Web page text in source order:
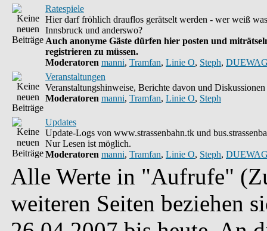
Ratespiele
Hier darf fröhlich drauflos gerätselt werden - wer weiß
Innsbruck und anderswo?
Auch anonyme Gäste dürfen hier posten und
registrieren zu müssen.
Moderatoren manni, Tramfan, Linie O, Steph,
Veranstaltungen
Veranstaltungshinweise, Berichte davon und Diskussionen
Moderatoren manni, Tramfan, Linie O, Steph
Updates
Update-Logs von www.strassenbahn.tk und
Nur Lesen ist möglich.
Moderatoren manni, Tramfan, Linie O, Steph,
Alle Werte in "Aufrufe"
weiteren Seiten beziehen